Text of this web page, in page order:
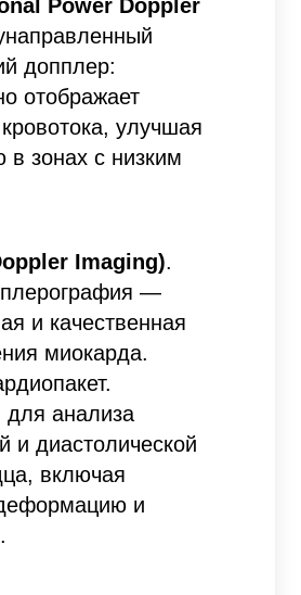
Power Doppler
допплер:
отображает
улучшая
в зонах с низким
Imaging).
—
и качественная
миокарда.
для анализа
и диастолической
включая
и